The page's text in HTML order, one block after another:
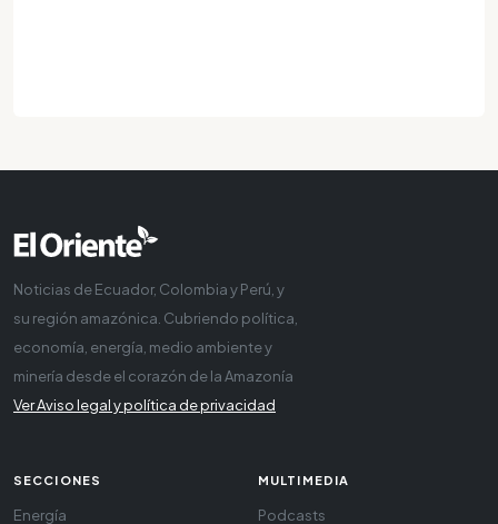
Noticias de Ecuador, Colombia y Perú, y
su región amazónica. Cubriendo política,
economía, energía, medio ambiente y
minería desde el corazón de la Amazonía
Ver Aviso legal y política de privacidad
SECCIONES
Energía
MULTIMEDIA
Podcasts